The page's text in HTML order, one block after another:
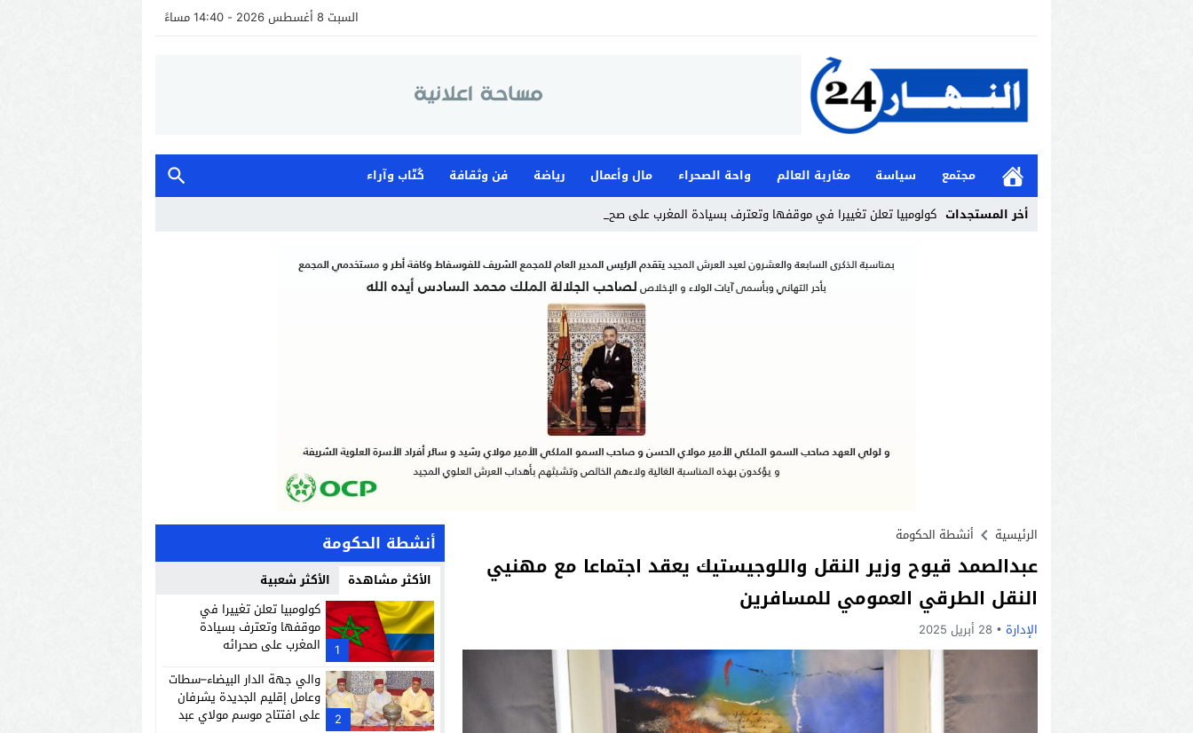
السبت 8 أغسطس 2026 - 14:40 مساءً
مجتمع سياسة مغاربة العالم واحة الصحراء مال وأعمال رياضة فن وثقافة
كُتّاب وآراء
أخر المستجدات كولومبيا تعلن تغييرا في موقفها وتعترف بسيادة المغرب على صحرائه
الرئيسية أنشطة الحكومة
عبدالصمد قيوح وزير النقل واللوجيستيك يعقد اجتماعا مع مهنيي
النقل الطرقي العمومي للمسافرين
الإدارة 28 أبريل 2025
أنشطة الحكومة
الأكثر مشاهدة الأكثر شعبية
1
كولومبيا تعلن تغييرا في
موقفها وتعترف بسيادة
المغرب على صحرائه
2
والي جهة الدار البيضاء–سطات
وعامل إقليم الجديدة يشرفان
على افتتاح موسم مولاي عبد